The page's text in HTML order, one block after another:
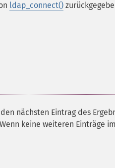
ldap_connect()
nächsten Eintrag des
keine weiteren Einträge